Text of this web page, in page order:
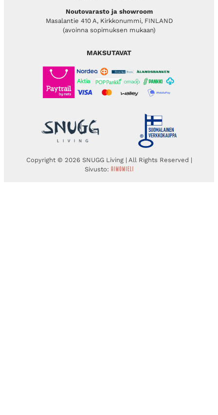
Noutovarasto ja showroom
Masalantie 410 A, Kirkkonummi, FINLAND
(avoinna sopimuksen mukaan)
MAKSUTAVAT
Copyright © 2026 SNUGG Living | All Rights Reserved |
Sivusto: